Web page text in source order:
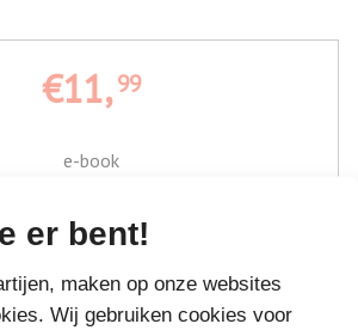
er bent!
maken op onze websites
Wij gebruiken cookies voor
€11,99
e-book
Bestel bij